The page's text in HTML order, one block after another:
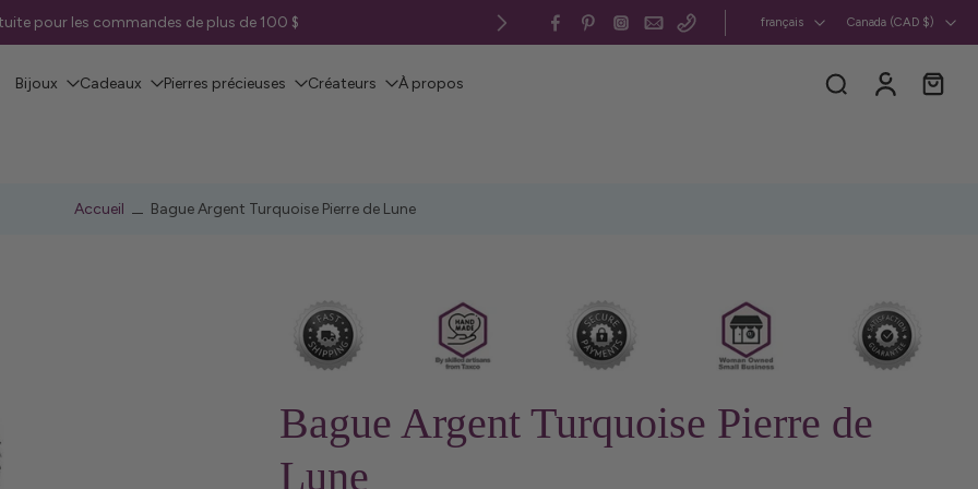
pour les commandes de plus de 100 $ Canada et États-Unis : frais de livraison forfaitaires
français Canada ‎(CAD $)‎
Bijoux Cadeaux Pierres précieuses Créateurs À propos
Accueil Bague Argent Turquoise Pierre de Lune
Bague Argent Turquoise Pierre de
Lune